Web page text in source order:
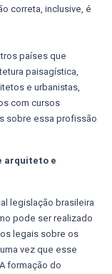
correta, inclusive, é
países que
paisagística,
e urbanistas,
com cursos
sobre essa profissão
arquiteto e
legislação brasileira
pode ser realizado
legais sobre os
vez que esse
formação do